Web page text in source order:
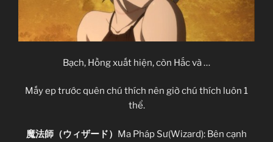
Bạch, Hồng xuất hiện, còn Hắc và …
Mấy ep trước quên chú thích nên giờ chú thích luôn 1
thể.
魔法師（ウィザード） Ma Pháp Sư(Wizard): Bên cạnh